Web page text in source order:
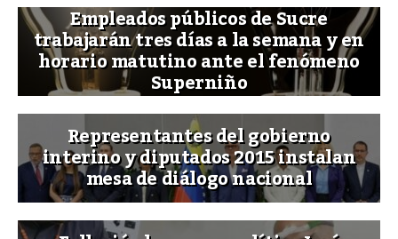
Empleados públicos de Sucre
trabajarán tres días a la semana y en
horario matutino ante el fenómeno
Superniño
Representantes del gobierno
interino y diputados 2015 instalan
mesa de diálogo nacional